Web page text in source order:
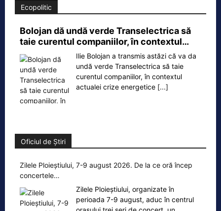
Ecopolitic
Bolojan dă undă verde Transelectrica să
taie curentul companiilor, în contextul…
Ilie Bolojan a transmis astăzi că va da
undă verde Transelectrica să taie
curentul companiilor, în contextul
actualei crize energetice [...]
Oficiul de Știri
Zilele Ploieștiului, 7-9 august 2026. De la ce oră încep
concertele…
Zilele Ploieștiului, organizate în
perioada 7-9 august, aduc în centrul